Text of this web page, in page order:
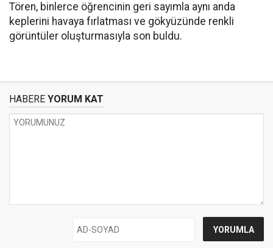
Tören, binlerce öğrencinin geri sayımla aynı anda
keplerini havaya fırlatması ve gökyüzünde renkli
görüntüler oluşturmasıyla son buldu.
HABERE YORUM KAT